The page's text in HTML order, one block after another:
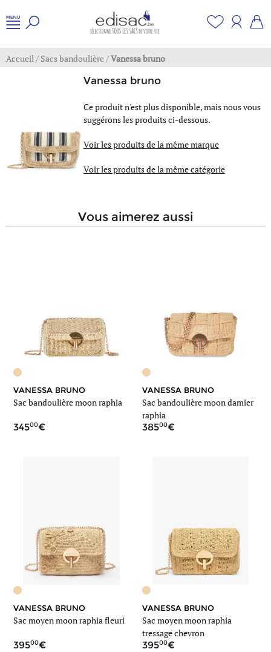
Accueil/ Sacs bandoulière/Vanessa bruno
Vanessa bruno
Ce produit n'est plus disponible, mais nous vous
suggérons les produits ci-dessous.
Voir les produits de la même marque
Voir les produits de la même catégorie
vous aimerez aussi
VANESSA BRUNO
Sac bandoulière moon raphia
34500
VANESSA BRUNO
Sac bandoulière moon damier
raphia
38500
VANESSA BRUNO
Sac moyen moon raphia fleuri
39500
VANESSA BRUNO
Sac moyen moon raphia
tressage chevron
39500